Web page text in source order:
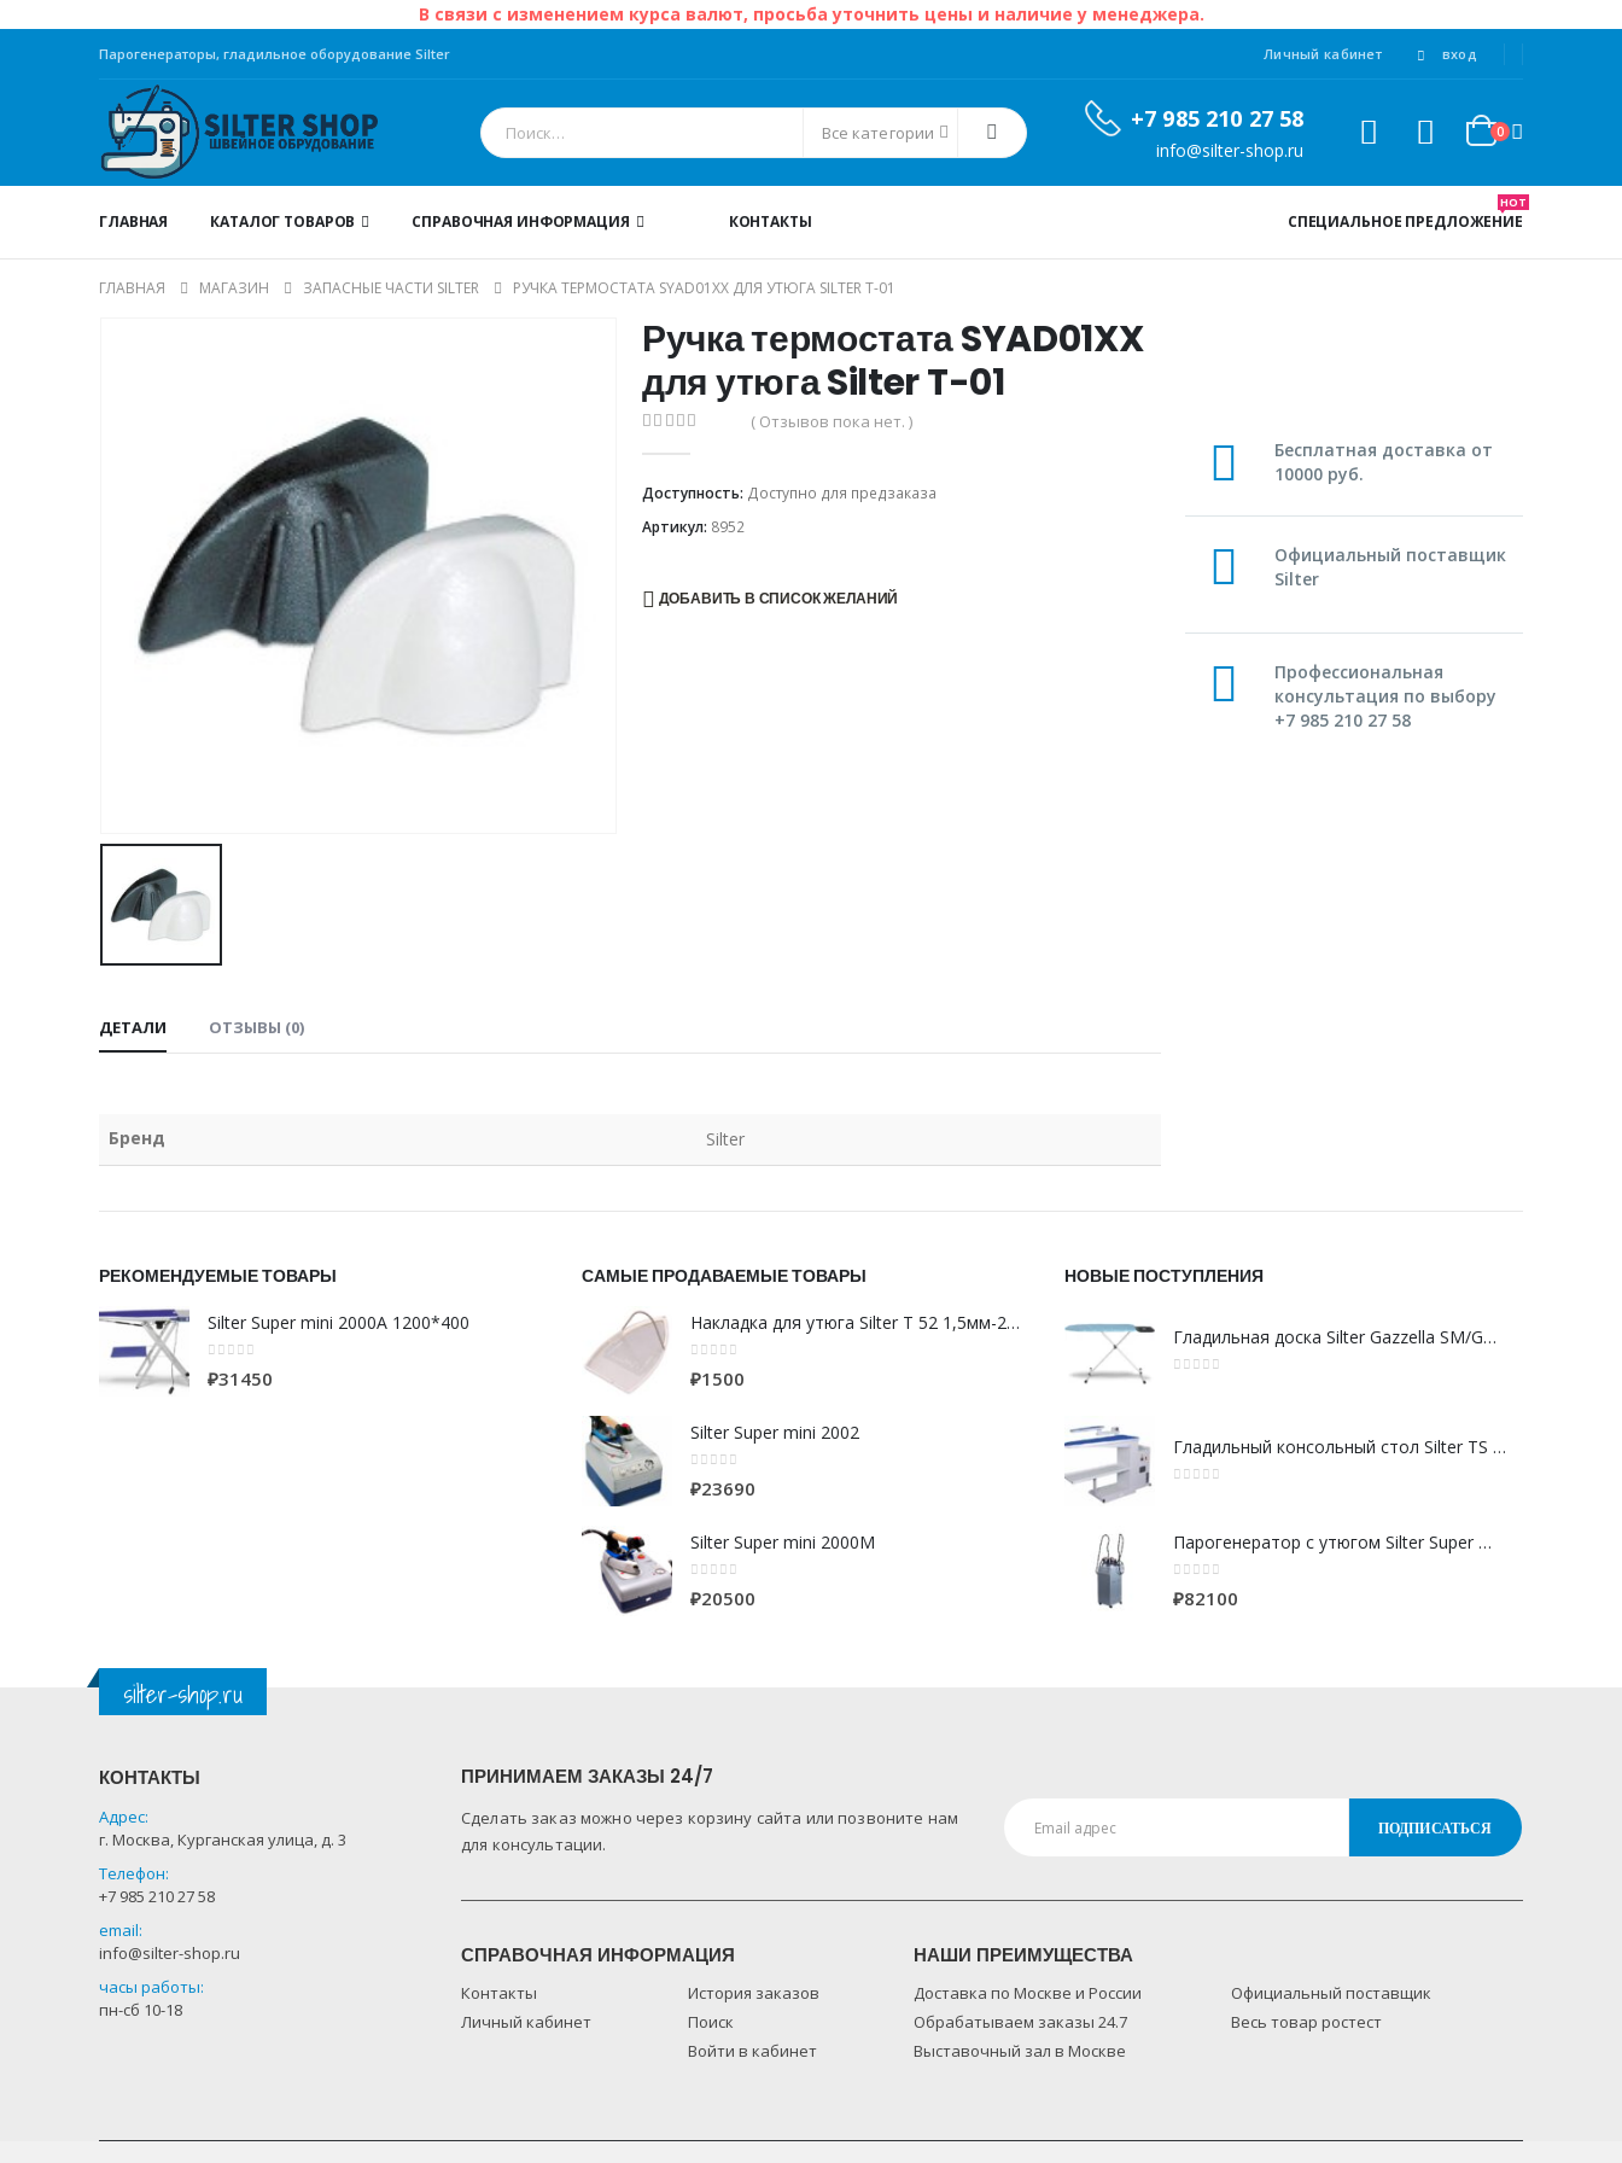
В связи с изменением курса валют, просьба уточнить цены и наличие у менеджера.
Парогенераторы, гладильное оборудование Silter Личный кабинет вход
Все категории +7 985 210 27 58
info@silter-shop.ru
0
ГЛАВНАЯ КАТАЛОГ ТОВАРОВ СПРАВОЧНАЯ ИНФОРМАЦИЯ КОНТАКТЫ СПЕЦИАЛЬНОЕ ПРЕДЛОЖЕНИЕ
HOT
ГЛАВНАЯ МАГАЗИН ЗАПАСНЫЕ ЧАСТИ SILTER РУЧКА ТЕРМОСТАТА SYAD01XX ДЛЯ УТЮГА SILTER T-01
Ручка термостата SYAD01XX
для утюга Silter T-01
( Отзывов пока нет. )
Доступность: Доступно для предзаказа
Артикул: 8952
ДОБАВИТЬ В СПИСОК ЖЕЛАНИЙ
ДЕТАЛИ ОТЗЫВЫ (0)
Бренд Silter
Бесплатная доставка от
10000 руб.
Официальный поставщик
Silter
Профессиональная
консультация по выбору
+7 985 210 27 58
РЕКОМЕНДУЕМЫЕ ТОВАРЫ
Silter Super mini 2000A 1200*400
0
₽31450
САМЫЕ ПРОДАВАЕМЫЕ ТОВАРЫ
Накладка для утюга Silter Т 52 1,5мм-24см SYPC200 фторопластовая-алюминий
0
₽1500
Silter Super mini 2002
0
₽23690
Silter Super mini 2000M
0
₽20500
НОВЫЕ ПОСТУПЛЕНИЯ
Гладильная доска Silter Gazzella SM/GZM 800 DS
Гладильный консольный стол Silter TS DPS 37, 1200x400 мм
Парогенератор с утюгом Silter Super mini SPR/MN 2110 CR 10 литров с 2-мя утюгами
0
₽82100
silter-shop.ru
КОНТАКТЫ
Адрес:
г. Москва, Курганская улица, д. 3
Телефон:
+7 985 210 27 58
email:
info@silter-shop.ru
часы работы:
пн-сб 10-18
ПРИНИМАЕМ ЗАКАЗЫ 24/7
Сделать заказ можно через корзину сайта или позвоните нам
для консультации.
СПРАВОЧНАЯ ИНФОРМАЦИЯ
Контакты
Личный кабинет
История заказов
Поиск
Войти в кабинет
НАШИ ПРЕИМУЩЕСТВА
Доставка по Москве и России
Обрабатываем заказы 24.7
Выставочный зал в Москве
Официальный поставщик
Весь товар ростест